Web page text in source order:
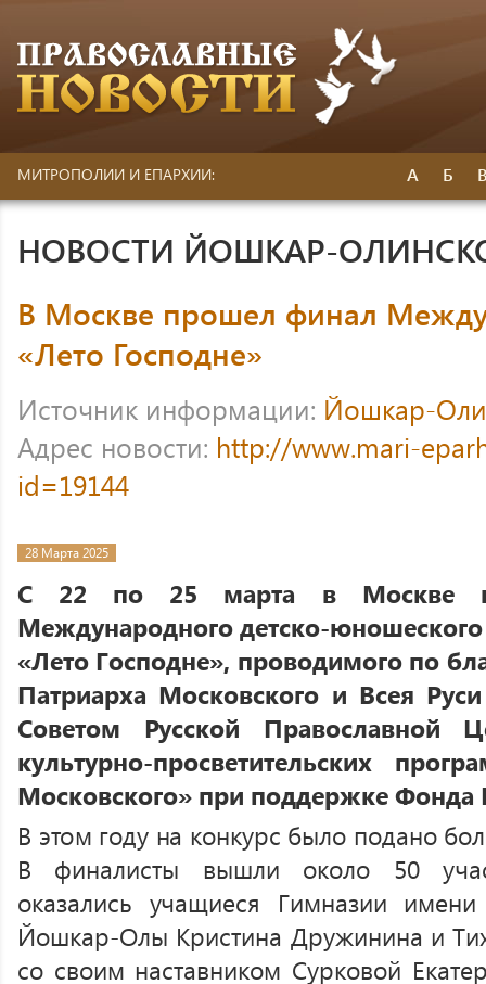
МИТРОПОЛИИ И ЕПАРХИИ: А Б
НОВОСТИ ЙОШКАР-
В Москве прошел финал
«Лето Господне»
Источник информации: Йошкар-
Адрес новости: http://www.mari-
id=19144
28 Марта 2025
С 22 по 25 марта в Москве
Международного детско-юношеского
«Лето Господне», проводимого по
Патриарха Московского и Всея
Советом Русской
культурно-просветительских
Московского» при поддержке Фонда
В этом году на конкурс было подано
В финалисты вышли около 50
оказались учащиеся Гимназии
Йошкар-Олы Кристина Дружинина и
со своим наставником Сурковой